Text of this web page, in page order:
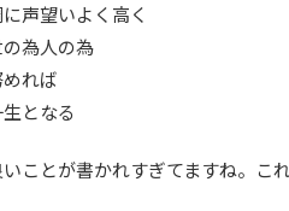
声望いよく高く
為人の為
れば
となる
ことが書かれすぎてますね。こ